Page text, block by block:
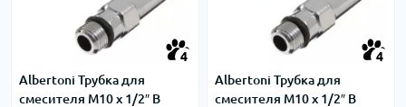
4
Albertoni Трубка для
смесителя М10 х 1/2″ В
4
Albertoni Трубка для
смесителя М10 х 1/2″ В